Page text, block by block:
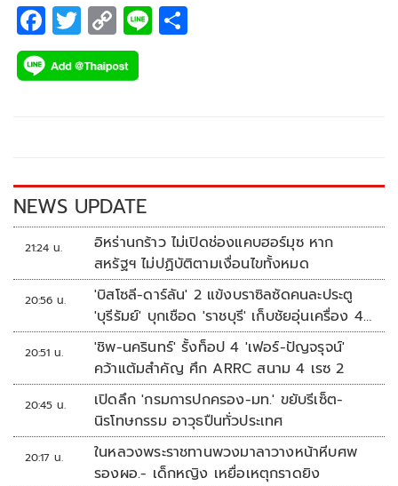
F
ac
e
k
T
wi
tt
C
o
p
k
Li
NEWS UPDATE
21:24 น.
อิหร่านกร้าว ไม่เปิดช่องแคบฮอร์มุซ หาก
สหรัฐฯ ไม่ปฏิบัติตามเงื่อนไขทั้งหมด
20:56 น.
'บิสโซลี-ดาร์ลัน' 2 แข้งบราซิลซัดคนละประตู
'บุรีรัมย์' บุกเชือด 'ราชบุรี' เก็บชัยอุ่นเครื่อง 4
นัดรวด
20:51 น.
'ชิพ-นครินทร์' รั้งท็อป 4 'เฟอร์-ปัญจรุจน์'
คว้าแต้มสำคัญ ศึก ARRC สนาม 4 เรซ 2
20:45 น.
เปิดลึก 'กรมการปกครอง-มท.' ขยับรีเซ็ต-
นิรโทษกรรม อาวุธปืนทั่วประเทศ
20:17 น.
ในหลวงพระราชทานพวงมาลาวางหน้าหีบศพ
รองผอ.- เด็กหญิง เหยื่อเหตุกราดยิง